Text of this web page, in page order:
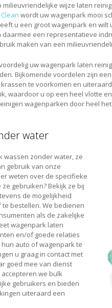
milieuvriendelijke wijze laten
wordt uw wagenpark mooi
u een groot wagenpark en
daarmee een representatieve
maken van een
uw wagenpark laten
Bijkomende voordelen zijn
te voorkomen en
waardoor u op een heel vlotte
wagenparken door heel
water
wassen zonder water, ze
gebruik van onze
weten over de specifieke
gebruiken? Bekijk ze bij
de mogelijkheid
bestellen. We bedienen
als de zakelijke
wagenpark laten
en/of goede relaties
auto of wagenpark te
u graag in contact met
goed mee van dienst
we bulk
gebruikers en bieden
uiteraard een